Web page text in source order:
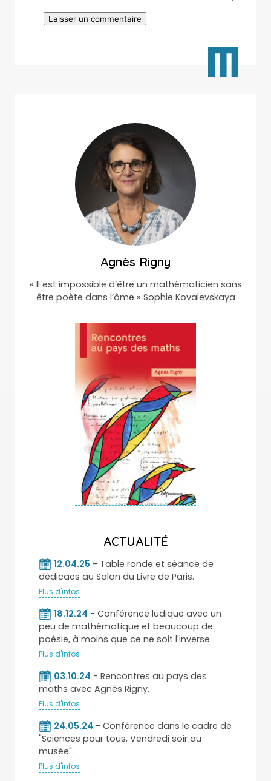
Agnès Rigny
« Il est impossible d’être un mathématicien sans
être poète dans l’âme » Sophie Kovalevskaya
ACTUALITÉ
12.04.25 - Table ronde et séance de
dédicaes au Salon du Livre de Paris.
Plus d'infos
18.12.24 - Conférence ludique avec un
peu de mathématique et beaucoup de
poésie, à moins que ce ne soit l'inverse.
Plus d'infos
03.10.24 - Rencontres au pays des
maths avec Agnès Rigny.
Plus d'infos
24.05.24 - Conférence dans le cadre de
"Sciences pour tous, Vendredi soir au
musée".
Plus d'infos